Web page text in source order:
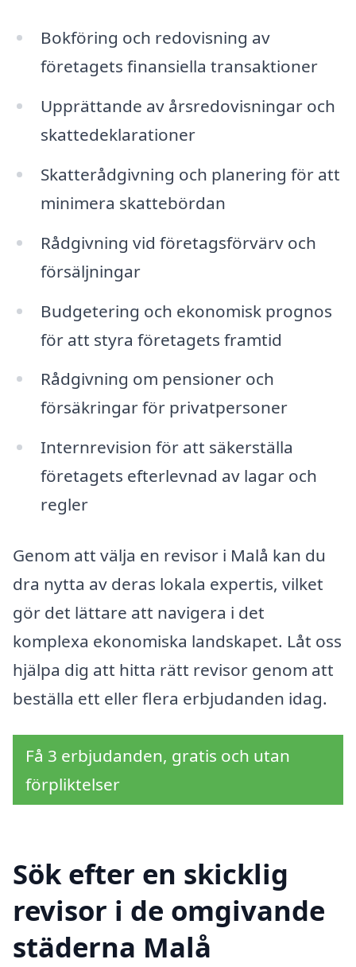
Bokföring och redovisning av
företagets finansiella transaktioner
Upprättande av årsredovisningar och
skattedeklarationer
Skatterådgivning och planering för att
minimera skattebördan
Rådgivning vid företagsförvärv och
försäljningar
Budgetering och ekonomisk prognos
för att styra företagets framtid
Rådgivning om pensioner och
försäkringar för privatpersoner
Internrevision för att säkerställa
företagets efterlevnad av lagar och
regler
Genom att välja en revisor i Malå kan du
dra nytta av deras lokala expertis, vilket
gör det lättare att navigera i det
komplexa ekonomiska landskapet. Låt oss
hjälpa dig att hitta rätt revisor genom att
beställa ett eller flera erbjudanden idag.
Få 3 erbjudanden, gratis och utan
förpliktelser
Sök efter en skicklig
revisor i de omgivande
städerna Malå